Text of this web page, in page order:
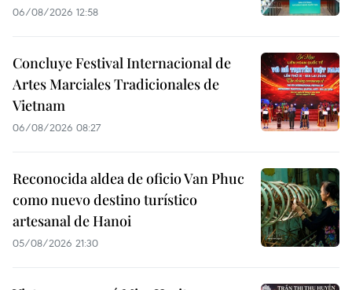
06/08/2026 12:58
Concluye Festival Internacional de
Artes Marciales Tradicionales de
Vietnam
06/08/2026 08:27
Reconocida aldea de oficio Van Phuc
como nuevo destino turístico
artesanal de Hanoi
05/08/2026 21:30